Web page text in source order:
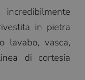
in pietra
lavabo, vasca,
di cortesia